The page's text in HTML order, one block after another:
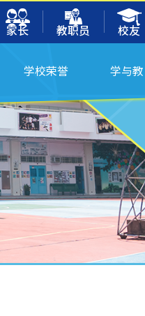
家长 教职员 校友
学校荣誉 学与教